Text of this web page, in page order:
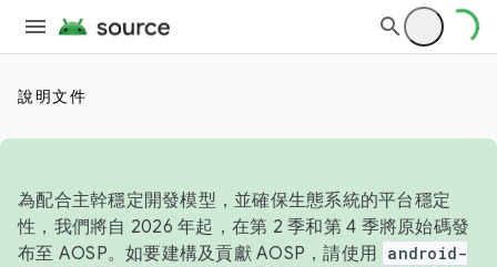
說明文件
為配合主幹穩定開發模型，並確保生態系統的平台穩定
性，我們將自 2026 年起，在第 2 季和第 4 季將原始碼發
布至 AOSP。如要建構及貢獻 AOSP，請使用 android-